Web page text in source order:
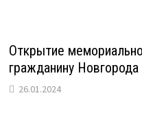
Открытие
гражданину
26.01.2024